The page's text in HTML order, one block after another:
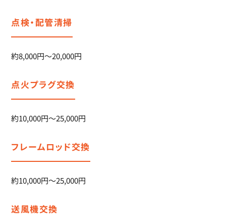
点検・配管清掃
約8,000円～20,000円
点火プラグ交換
約10,000円～25,000円
フレームロッド交換
約10,000円～25,000円
送風機交換